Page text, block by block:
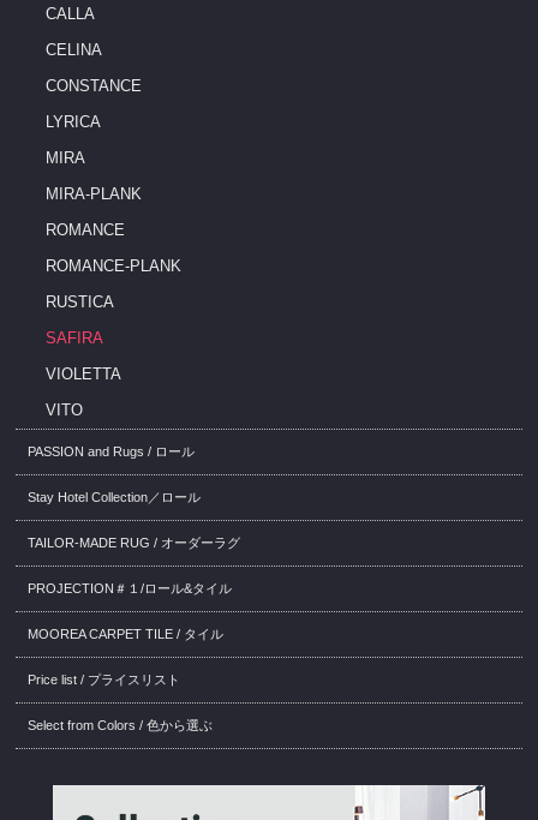
CALLA
CELINA
CONSTANCE
LYRICA
MIRA
MIRA-PLANK
ROMANCE
ROMANCE-PLANK
RUSTICA
SAFIRA
VIOLETTA
VITO
PASSION and Rugs / ロール
Stay Hotel Collection／ロール
TAILOR-MADE RUG / オーダーラグ
PROJECTION＃１/ロール&タイル
MOOREA CARPET TILE / タイル
Price list / プライスリスト
Select from Colors / 色から選ぶ